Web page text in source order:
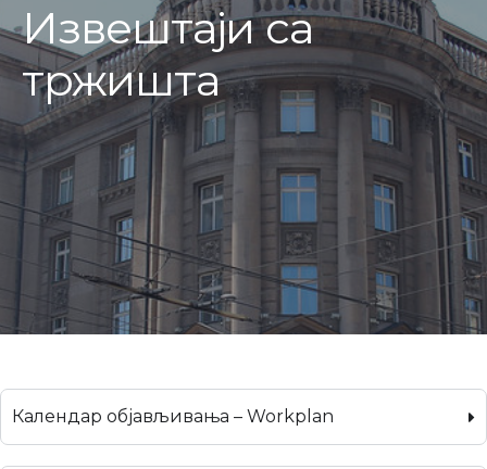
Извештаји са
тржишта
Календар објављивања – Workplan